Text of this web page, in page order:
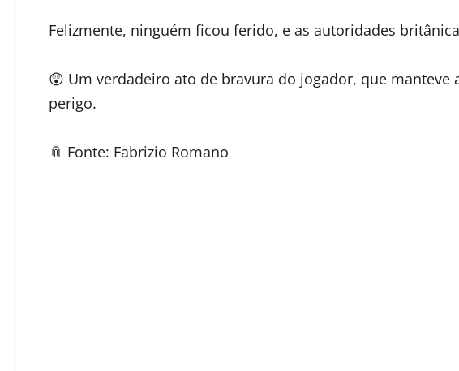
Felizmente, ninguém ficou ferido, e as autoridades
😲 Um verdadeiro ato de bravura do jogador, que
perigo.
📎 Fonte: Fabrizio Romano